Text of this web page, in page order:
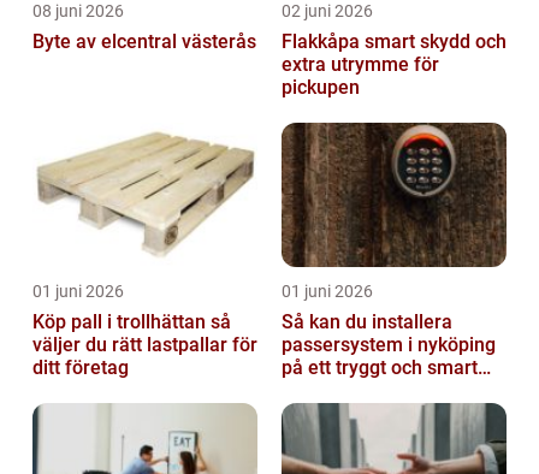
08 juni 2026
Byte av elcentral västerås
02 juni 2026
Flakkåpa smart skydd och
extra utrymme för
pickupen
01 juni 2026
Köp pall i trollhättan så
väljer du rätt lastpallar för
ditt företag
01 juni 2026
Så kan du installera
passersystem i nyköping
på ett tryggt och smart